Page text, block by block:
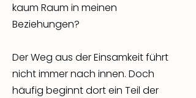
kaum Raum in meinen
Beziehungen?
Der Weg aus der Einsamkeit führt
nicht immer nach innen. Doch
häufig beginnt dort ein Teil der